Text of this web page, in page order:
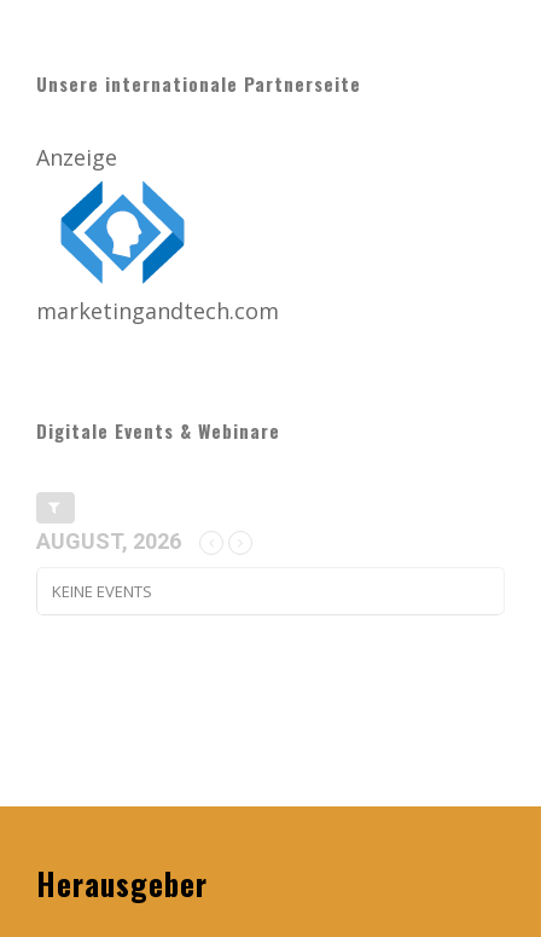
Unsere internationale Partnerseite
Anzeige
marketingandtech.com
Digitale Events & Webinare
AUGUST, 2026
KEINE EVENTS
Herausgeber